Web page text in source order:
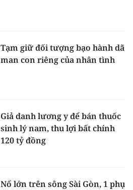
Tạm giữ đối tượng bạo hành dã
man con riêng của nhân tình
Giả danh lương y để bán thuốc
sinh lý nam, thu lợi bất chính
120 tỷ đồng
Nổ lớn trên sông Sài Gòn, 1 phụ